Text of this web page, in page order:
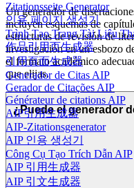
Zitationsseite Generator
인용 페이지 생성기
Trình Tạo Trang Tài Liệu
作品引用页生成器
引用頁面生成器
Generador de Citas AIP
Gerador de Citações AIP
Générateur de citations AIP
AIP引用生成器
AIP-Zitationsgenerator
AIP 인용 생성기
Công Cụ Tạo Trích Dẫn AIP
AIP 引用生成器
AIP 引文生成器
Un generador de
incluyen esquemas de
estructuras de revisión de
investigación en un esbozo
el formato académico
que elijas.
¿Puede el generador